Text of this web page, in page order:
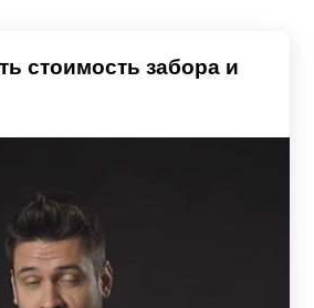
стоимость забора и